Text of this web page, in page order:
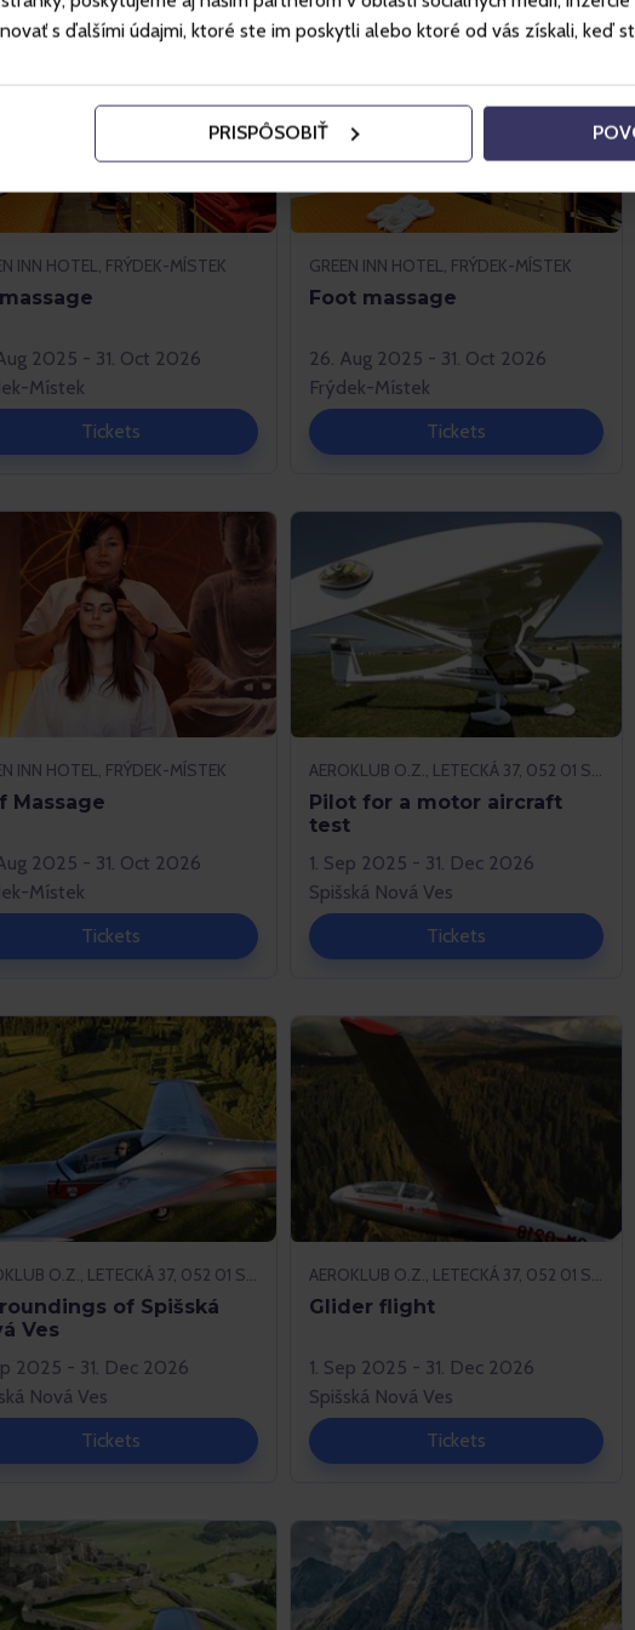
s ďalšími údajmi, ktoré ste im poskytli alebo ktoré od vás získali, keď
PRISPÔSOBIŤ
INN HOTEL, FRÝDEK-MÍSTEK
2025 - 31. Oct 2026
Místek
Tickets
GREEN INN HOTEL, FRÝDEK-MÍSTEK
Foot massage
26. Aug 2025 - 31. Oct 2026
Frýdek-Místek
Tickets
INN HOTEL, FRÝDEK-MÍSTEK
Massage
2025 - 31. Oct 2026
Místek
Tickets
AEROKLUB O.Z., LETECKÁ 37, 052 01 SPIŠSKÁ NOVÁ VES
Pilot for a motor aircraft
test
1. Sep 2025 - 31. Dec 2026
Spišská Nová Ves
Tickets
AEROKLUB O.Z., LETECKÁ 37, 052 01 SPIŠSKÁ NOVÁ VES
of Spišská
Ves
2025 - 31. Dec 2026
Nová Ves
Tickets
AEROKLUB O.Z., LETECKÁ 37, 052 01 SPIŠSKÁ NOVÁ VES
Glider flight
1. Sep 2025 - 31. Dec 2026
Spišská Nová Ves
Tickets